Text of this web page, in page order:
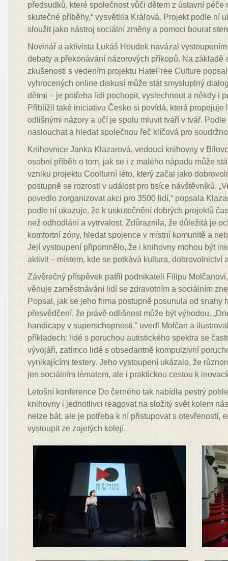
předsudků, které společnost vůči dětem z ústavní péče
skutečné příběhy,“ vysvětlila Kráľová. Projekt podle ní
sloužit jako nástroj sociální změny a pomoci bourat
Novinář a aktivista Lukáš Houdek navázal
debaty a překonávání názorových příkopů. Na základě
zkušenosti s vedením projektu HateFree Culture
vyhrocených online diskusí může stát smysluplný
dětmi – je potřeba lidi pochopit, vyslechnout a někdy i
Přiblížil také iniciativu Česko si povídá, která propojuje
odlišnými názory a učí je spolu mluvit tváří v tvář.
naslouchat a hledat společnou řeč klíčová pro
Knihovnice Janka Klazarová, vedoucí knihovny v
osobní příběh o tom, jak se i z malého nápadu může
vzniku projektu Coolturní léto, který začal jako
postupně se rozrostl v událost pro tisíce návštěvníků.
povedlo zorganizovat akci pro 3500 lidí,“ popsala
podle ní ukazuje, že k uskutečnění dobrých projektů
než odhodlání a vytrvalost. Zdůraznila, že důležitá je
komfortní zóny, hledat spojence v místní komunitě a
Její vystoupení připomnělo, že i knihovny mohou být
aktivit – místem, kde se potkává kultura, dobrovolnictví
Závěrečný příspěvek patřil podnikateli Filipu
věnuje zaměstnávání lidí se zdravotním a sociálním
Popsal, jak se jeho firma postupně posunula od snahy
přesvědčení, že právě odlišnost může být výhodou.
handicapy v superschopnosti,“ uvedl Molčan a
příkladech: lidé s poruchou autistického spektra se
vývojáři, zatímco lidé s obsedantně kompulzivní
vynikajícími testery. Jeho vystoupení ukázalo, že
jen sociálním tématem, ale i praktickou cestou k
Letošní konference Do černého tak nabídla pestrý
knihovny i jednotlivci reagovat na složitý svět kolem
nelze bát, ale je potřeba k ní přistupovat s otevřeností,
vystoupit ze zajetých kolejí.